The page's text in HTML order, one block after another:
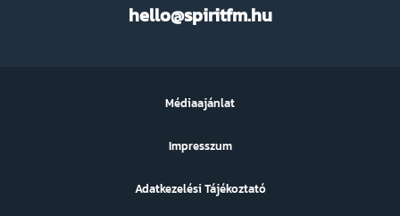
hello@spiritfm.hu
FM
Médiaajánlat
Impresszum
Adatkezelési Tájékoztató